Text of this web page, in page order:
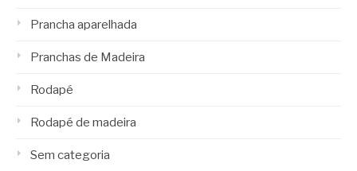
Prancha aparelhada
Pranchas de Madeira
Rodapé
Rodapé de madeira
Sem categoria